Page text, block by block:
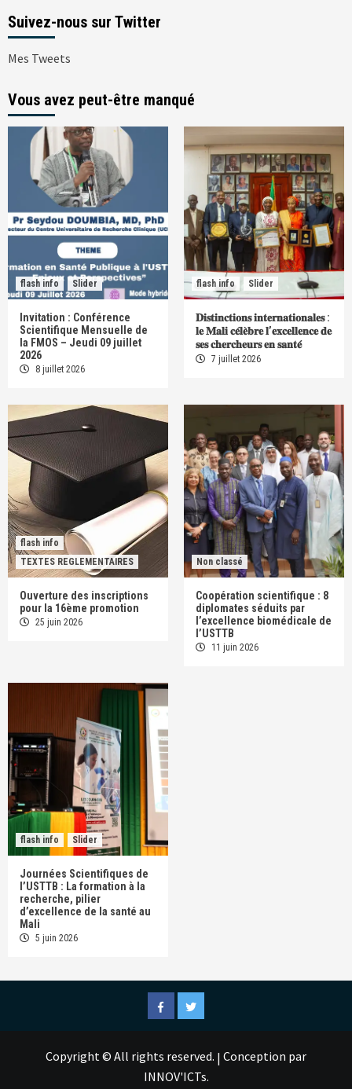
Suivez-nous sur Twitter
Mes Tweets
Vous avez peut-être manqué
flash info Slider
Invitation : Conférence
Scientifique Mensuelle de
la FMOS – Jeudi 09 juillet
2026
8 juillet 2026
flash info Slider
𝐃𝐢𝐬𝐭𝐢𝐧𝐜𝐭𝐢𝐨𝐧𝐬 𝐢𝐧𝐭𝐞𝐫𝐧𝐚𝐭𝐢𝐨𝐧𝐚𝐥𝐞𝐬 :
𝐥𝐞 𝐌𝐚𝐥𝐢 𝐜𝐞́𝐥𝐞̀𝐛𝐫𝐞 𝐥’𝐞𝐱𝐜𝐞𝐥𝐥𝐞𝐧𝐜𝐞 𝐝𝐞
𝐬𝐞𝐬 𝐜𝐡𝐞𝐫𝐜𝐡𝐞𝐮𝐫𝐬 𝐞𝐧 𝐬𝐚𝐧𝐭𝐞́
7 juillet 2026
flash info
TEXTES REGLEMENTAIRES
Ouverture des inscriptions
pour la 16ème promotion
25 juin 2026
Non classé
Coopération scientifique : 8
diplomates séduits par
l’excellence biomédicale de
l’USTTB
11 juin 2026
flash info Slider
Journées Scientifiques de
l’USTTB : La formation à la
recherche, pilier
d’excellence de la santé au
Mali
5 juin 2026
FacebookTwitter
Copyright © All rights reserved. | Conception par
INNOV'ICTs.